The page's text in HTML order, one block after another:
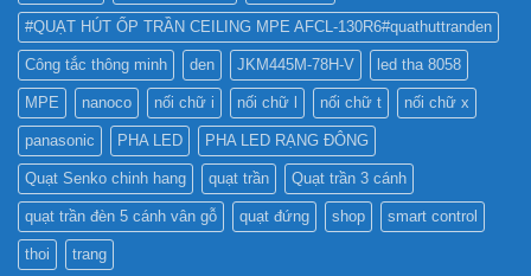
#QUẠT HÚT ỐP TRẦN CEILING MPE AFCL-130R6#quathuttranden
Công tắc thông minh den JKM445M-78H-V led tha 8058
MPE nanoco nối chữ i nối chữ l nối chữ t nối chữ x
panasonic PHA LED PHA LED RẠNG ĐÔNG
Quạt Senko chinh hang quạt trần Quạt trần 3 cánh
quạt trần đèn 5 cánh vân gỗ quạt đứng shop smart control
thoi trang